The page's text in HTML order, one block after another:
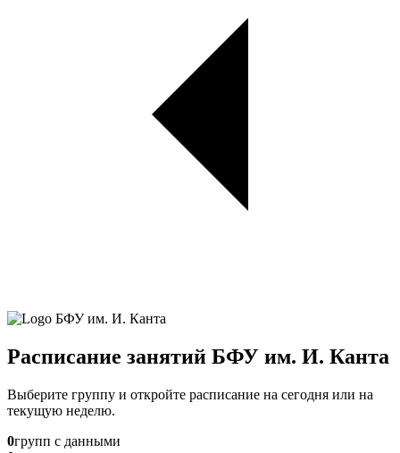
Расписание занятий БФУ им. И. Канта
Выберите группу и откройте расписание на сегодня или на
текущую неделю.
0групп с данными